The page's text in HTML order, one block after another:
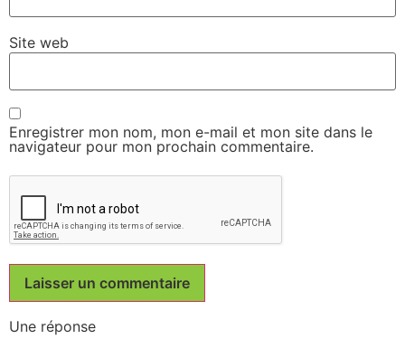
Site web
Enregistrer mon nom, mon e-mail et mon site dans le
navigateur pour mon prochain commentaire.
Une réponse